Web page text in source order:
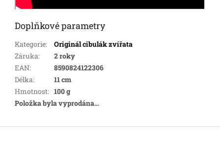
Doplňkové parametry
Kategorie:
Originál cibulák zvířata
Záruka:
2 roky
EAN:
8590824122306
Délka:
11 cm
Hmotnost: 100 g
Položka byla vyprodána…
Z